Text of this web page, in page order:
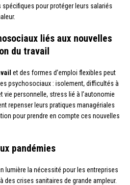
pour protéger leurs salariés
liés aux nouvelles
du travail
et des formes d’emploi flexibles peut
psychosociaux : isolement, difficultés à
vie personnelle, stress lié à l’autonomie
repenser leurs pratiques managériales
pour prendre en compte ces nouvelles
pandémies
lumière la nécessité pour les entreprises
des crises sanitaires de grande ampleur.